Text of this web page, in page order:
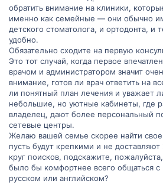
обратить внимание на клиники,
именно как семейные — они обычно
детского стоматолога, и ортодонта, и
удобно.
Обязательно сходите на первую
Это тот случай, когда первое
врачом и администратором значит
внимание, готов ли врач ответить на
ли понятный план лечения и уважает
небольшие, но уютные кабинеты, где
владелец, дают более персональный
сетевые центры.
Желаю вашей семье скорее найти
пусть будут крепкими и не доставляют
круг поисков, подскажите,
было бы комфортнее всего общаться
русском или английском?